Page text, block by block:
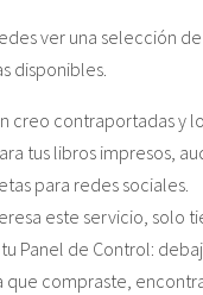
ver una selección
disponibles.
creo contraportadas y
tus libros impresos,
para redes sociales.
este servicio, solo
Panel de Control:
que compraste,